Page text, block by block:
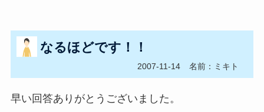
なるほどです！！
2007-11-14 名前：ミキト
早い回答ありがとうございました。